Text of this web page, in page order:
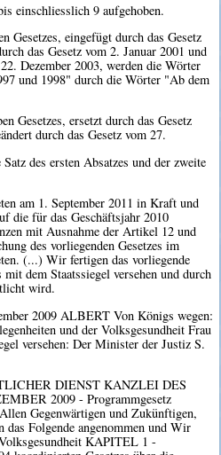
einschliesslich 9 aufgehoben.
eingefügt durch das Gesetz
das Gesetz vom 2. Januar 2001 und
Dezember 2003, werden die Wörter
und 1998" durch die Wörter "Ab dem
Gesetzes, ersetzt durch das Gesetz
durch das Gesetz vom 27.
des ersten Absatzes und der zweite
am 1. September 2011 in Kraft und
die für das Geschäftsjahr 2010
mit Ausnahme der Artikel 12 und
des vorliegenden Gesetzes im
(...) Wir fertigen das vorliegende
mit dem Staatssiegel versehen und durch
wird.
2009 ALBERT Von Königs wegen:
und der Volksgesundheit Frau
versehen: Der Minister der Justiz S.
DIENST KANZLEI DES
2009 - Programmgesetz
Gegenwärtigen und Zukünftigen,
Folgende angenommen und Wir
KAPITEL 1 -